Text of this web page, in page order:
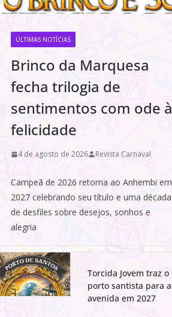
ÚLTIMAS NOTÍCIAS
Brinco da Marquesa
fecha trilogia de
sentimentos com ode à
felicidade
4 de agosto de 2026 Revista Carnaval
Campeã de 2026 retorna ao Anhembi em
2027 celebrando seu título e uma década
de desfiles sobre desejos, sonhos e
alegria
Torcida Jovem traz o
porto santista para a
avenida em 2027